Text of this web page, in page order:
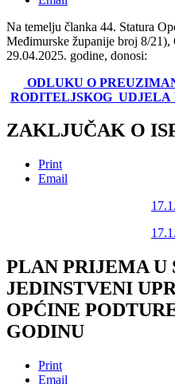
Na temelju članka 44. Statura
Međimurske županije broj 8/21),
29.04.2025. godine, donosi:
ODLUKU O
RODITELJSKOG UDJELA
ZAKLJUČAK O
Print
Email
PLAN PRIJEMA U
JEDINSTVENI
OPĆINE
GODINU
Print
Email